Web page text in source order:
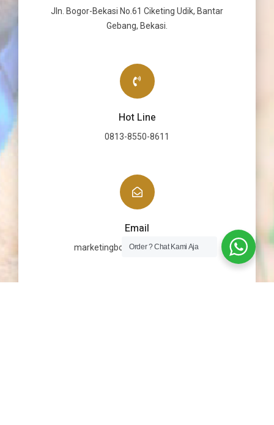
Jln. Bogor-Bekasi No.61 Ciketing Udik, Bantar
Gebang, Bekasi.
Hot Line
0813-8550-8611
Email
marketingbonekaku@gmail.com
Order ? Chat Kami Aja